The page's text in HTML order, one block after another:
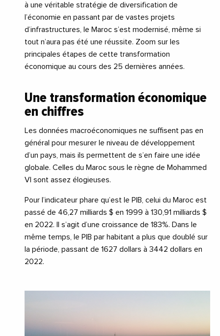
à une véritable stratégie de diversification de
l’économie en passant par de vastes projets
d’infrastructures, le Maroc s’est modernisé, même si
tout n’aura pas été une réussite. Zoom sur les
principales étapes de cette transformation
économique au cours des 25 dernières années.
Une transformation économique
en chiffres
Les données macroéconomiques ne suffisent pas en
général pour mesurer le niveau de développement
d’un pays, mais ils permettent de s’en faire une idée
globale. Celles du Maroc sous le règne de Mohammed
VI sont assez élogieuses.
Pour l’indicateur phare qu’est le PIB, celui du Maroc est
passé de 46,27 milliards $ en 1999 à 130,91 milliards $
en 2022. Il s’agit d’une croissance de 183%. Dans le
même temps, le PIB par habitant a plus que doublé sur
la période, passant de 1627 dollars à 3442 dollars en
2022.